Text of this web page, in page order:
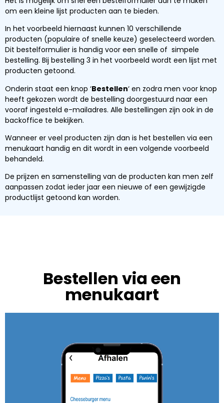
om een kleine lijst producten aan te bieden.
In het voorbeeld hiernaast kunnen 10 verschillende
producten (populaire of snelle keuze) geselecteerd worden.
Dit bestelformulier is handig voor een snelle of simpele
bestelling. Bij bestelling 3 in het voorbeeld wordt een lijst met
producten getoond.
Onderin staat een knop ‘Bestellen‘ en zodra men voor knop
heeft gekozen wordt de bestelling doorgestuurd naar een
vooraf ingesteld e-mailadres. Alle bestellingen zijn ook in de
backoffice te bekijken.
Wanneer er veel producten zijn dan is het bestellen via een
menukaart handig en dit wordt in een volgende voorbeeld
behandeld.
De prijzen en samenstelling van de producten kan men zelf
aanpassen zodat ieder jaar een nieuwe of een gewijzigde
productlijst getoond kan worden.
Bestellen via een
menukaart